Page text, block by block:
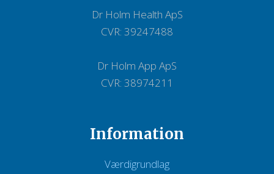
Dr Holm Health ApS
CVR: 39247488
Dr Holm App ApS
CVR: 38974211
Information
Værdigrundlag